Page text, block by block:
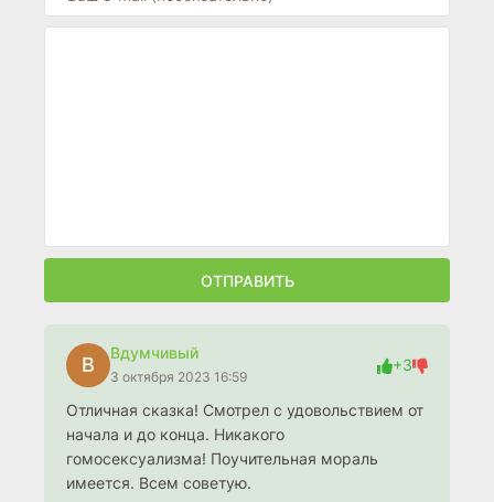
ОТПРАВИТЬ
В
Вдумчивый
3 октября 2023 16:59
+3
Отличная сказка! Смотрел с удовольствием от
начала и до конца. Никакого
гомосексуализма! Поучительная мораль
имеется. Всем советую.